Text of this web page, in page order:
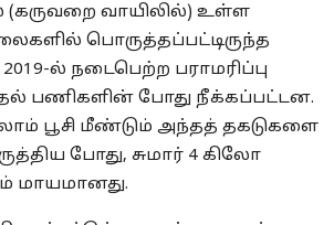
வாயிலில்) உள்ள
பொருத்தப்பட்டிருந்த
ல் நடைபெற்ற பராமரிப்பு
பணிகளின் போது நீக்கப்பட்டன.
பூசி மீண்டும் அந்தத் தகடுகளை
போது, சுமார் 4 கிலோ
மாயமானது.